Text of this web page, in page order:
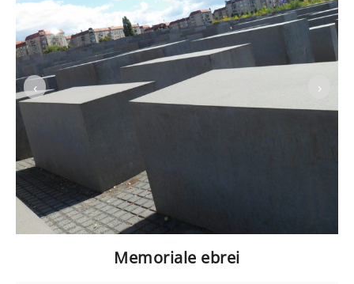
Memoriale ebrei
‹ ›